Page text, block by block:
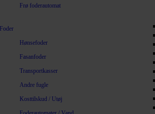
Frø foderautomat
Foder
Hønsefoder
Fasanfoder
Transportkasser
Andre fugle
Kosttilskud / Utøj